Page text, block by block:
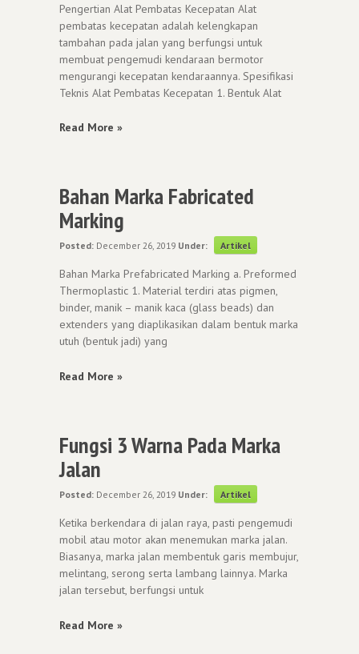
Pengertian Alat Pembatas Kecepatan Alat
pembatas kecepatan adalah kelengkapan
tambahan pada jalan yang berfungsi untuk
membuat pengemudi kendaraan bermotor
mengurangi kecepatan kendaraannya. Spesifikasi
Teknis Alat Pembatas Kecepatan 1. Bentuk Alat
Read More »
Bahan Marka Fabricated
Marking
Posted: December 26, 2019 Under: Artikel
Bahan Marka Prefabricated Marking a. Preformed
Thermoplastic 1. Material terdiri atas pigmen,
binder, manik – manik kaca (glass beads) dan
extenders yang diaplikasikan dalam bentuk marka
utuh (bentuk jadi) yang
Read More »
Fungsi 3 Warna Pada Marka
Jalan
Posted: December 26, 2019 Under: Artikel
Ketika berkendara di jalan raya, pasti pengemudi
mobil atau motor akan menemukan marka jalan.
Biasanya, marka jalan membentuk garis membujur,
melintang, serong serta lambang lainnya. Marka
jalan tersebut, berfungsi untuk
Read More »